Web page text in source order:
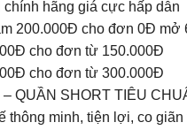
hãng giá cực hấp dẫn
200.000Đ cho đơn 0Đ
cho đơn từ 150.000Đ
cho đơn từ 300.000Đ
QUẦN SHORT TIÊU
thông minh, tiện lợi, co